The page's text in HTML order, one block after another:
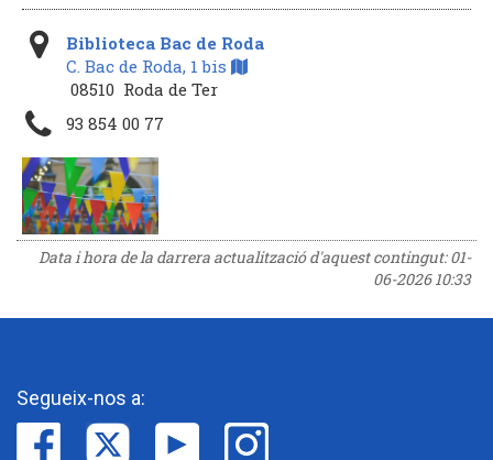
Biblioteca Bac de Roda
C. Bac de Roda, 1 bis
08510 Roda de Ter
93 854 00 77
Data i hora de la darrera actualització d'aquest contingut:01-
06-2026 10:33
Segueix-nos a: